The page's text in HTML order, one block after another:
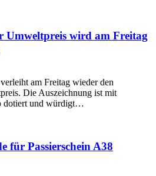
Umweltpreis wird am Freitag
am Freitag wieder den
Die Auszeichnung ist mit
dotiert und würdigt…
für Passierschein A38